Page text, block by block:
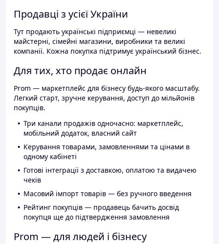
Продавці з усієї України
Тут продають українські підприємці — невеликі
майстерні, сімейні магазини, виробники та великі
компанії. Кожна покупка підтримує український бізнес.
Для тих, хто продає онлайн
Prom — маркетплейс для бізнесу будь-якого масштабу.
Легкий старт, зручне керування, доступ до мільйонів
покупців.
Три канали продажів одночасно: маркетплейс,
мобільний додаток, власний сайт
Керування товарами, замовленнями та цінами в
одному кабінеті
Готові інтеграції з доставкою, оплатою та видачею
чеків
Масовий імпорт товарів — без ручного введення
Рейтинг покупців — продавець бачить досвід
покупця ще до підтвердження замовлення
Prom — для людей і бізнесу